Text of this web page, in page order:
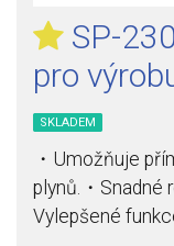
SP-
pro
SKLADEM
・Umožňuje
plynů.・Snadné
Vylepšené